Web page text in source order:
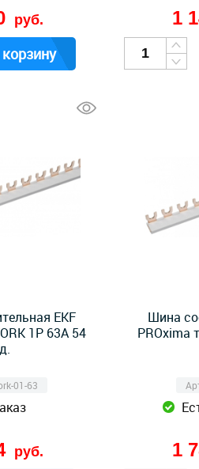
руб. 1
EKF
1P 63А 54
01-63
руб.
Шина
PROxima
1